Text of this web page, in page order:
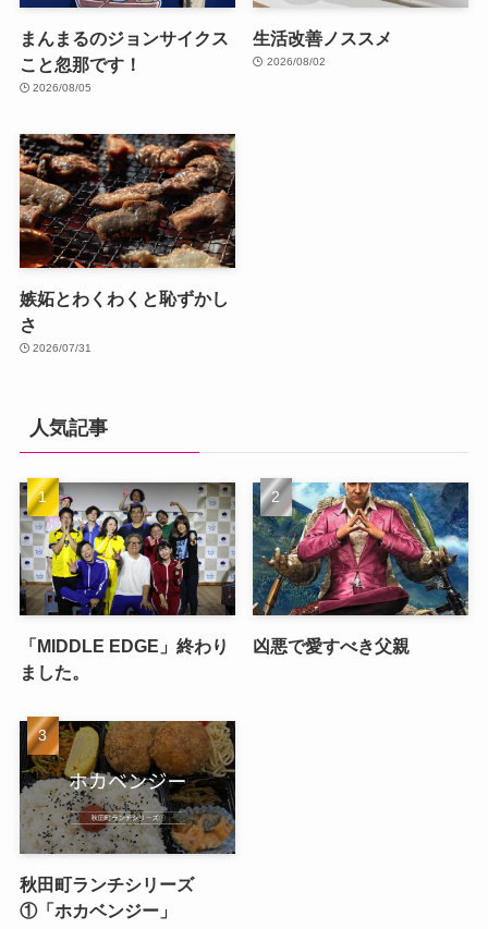
まんまるのジョンサイクス
こと忽那です！
2026/08/05
生活改善ノススメ
2026/08/02
嫉妬とわくわくと恥ずかし
さ
2026/07/31
人気記事
「MIDDLE EDGE」終わり
ました。
凶悪で愛すべき父親
秋田町ランチシリーズ
①「ホカベンジー」